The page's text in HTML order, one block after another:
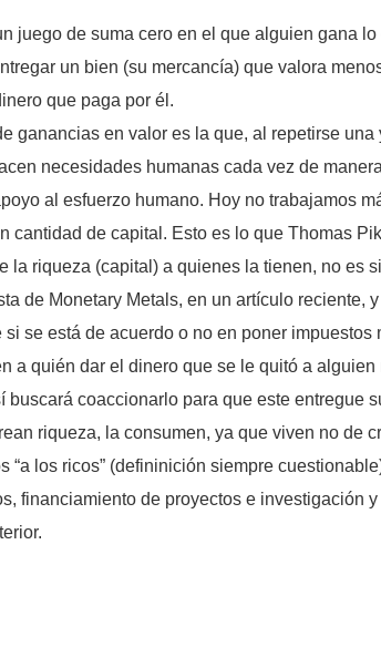
juego de suma cero en el que alguien gana
un bien (su mercancía) que valora
que paga por él.
ganancias en valor es la que, al repetirse
necesidades humanas cada vez de
al esfuerzo humano. Hoy no trabajamos
cantidad de capital. Esto es lo que Thomas
la riqueza (capital) a quienes la tienen, no es
de Monetary Metals, en un artículo reciente,
si se está de acuerdo o no en poner
a quién dar el dinero que se le quitó a
buscará coaccionarlo para que este entregue
riqueza, la consumen, ya que viven no de
“a los ricos” (defininición siempre
financiamiento de proyectos e investigación